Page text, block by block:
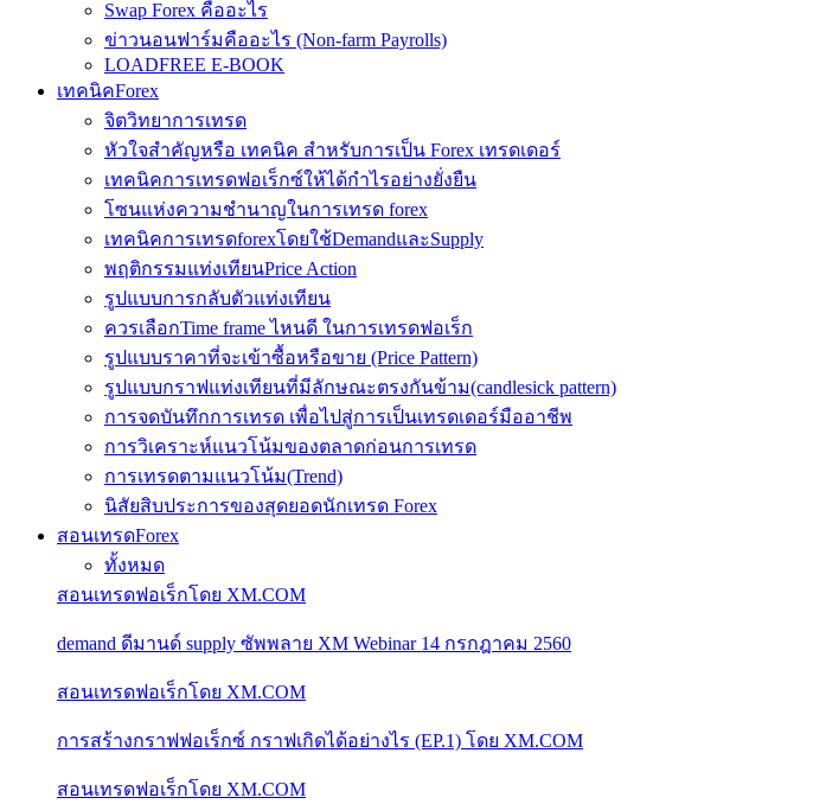
Swap Forex คืออะไร
ข่าวนอนฟาร์มคืออะไร (Non-farm Payrolls)
LOADFREE E-BOOK
เทคนิคForex
จิตวิทยาการเทรด
หัวใจสำคัญหรือ เทคนิค สำหรับการเป็น Forex เทรดเดอร์
เทคนิคการเทรดฟอเร็กซ์ให้ได้กำไรอย่างยั่งยืน
โซนแห่งความชำนาญในการเทรด forex
เทคนิคการเทรดforexโดยใช้DemandและSupply
พฤติกรรมแท่งเทียนPrice Action
รูปแบบการกลับตัวแท่งเทียน
ควรเลือกTime frame ไหนดี ในการเทรดฟอเร็ก
รูปแบบราคาที่จะเข้าซื้อหรือขาย (Price Pattern)
รูปแบบกราฟแท่งเทียนที่มีลักษณะตรงกันข้าม(candlesick pattern)
การจดบันทึกการเทรด เพื่อไปสู่การเป็นเทรดเดอร์มืออาชีพ
การวิเคราะห์แนวโน้มของตลาดก่อนการเทรด
การเทรดตามแนวโน้ม(Trend)
นิสัยสิบประการของสุดยอดนักเทรด Forex
สอนเทรดForex
ทั้งหมด
สอนเทรดฟอเร็กโดย XM.COM
demand ดีมานด์ supply ซัพพลาย XM Webinar 14 กรกฎาคม 2560
สอนเทรดฟอเร็กโดย XM.COM
การสร้างกราฟฟอเร็กซ์ กราฟเกิดได้อย่างไร (EP.1) โดย XM.COM
สอนเทรดฟอเร็กโดย XM.COM